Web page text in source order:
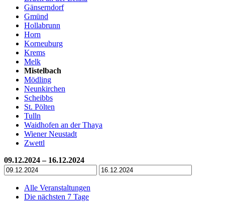
Gänserndorf
Gmünd
Hollabrunn
Horn
Korneuburg
Krems
Melk
Mistelbach
Mödling
Neunkirchen
Scheibbs
St. Pölten
Tulln
Waidhofen an der Thaya
Wiener Neustadt
Zwettl
09.12.2024 – 16.12.2024
Alle Veranstaltungen
Die nächsten 7 Tage